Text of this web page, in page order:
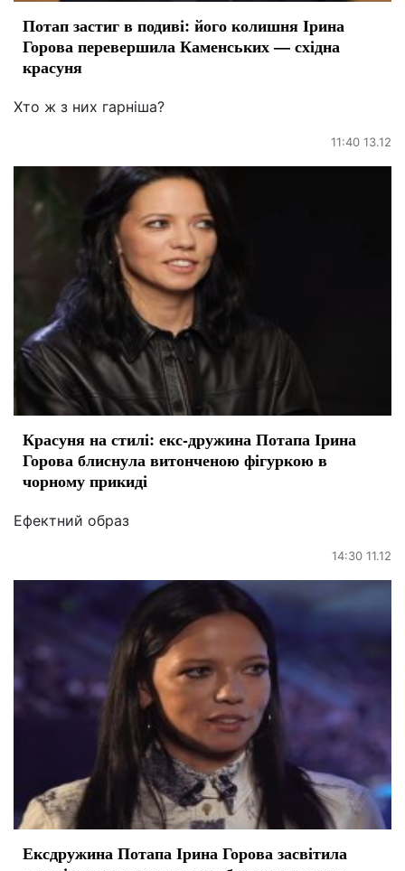
Потап застиг в подиві: його колишня Ірина
Горова перевершила Каменських — східна
красуня
Хто ж з них гарніша?
11:40 13.12
Красуня на стилі: екс-дружина Потапа Ірина
Горова блиснула витонченою фігуркою в
чорному прикиді
Ефектний образ
14:30 11.12
Ексдружина Потапа Ірина Горова засвітила